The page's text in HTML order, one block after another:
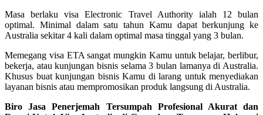
Masa berlaku visa Electronic Travel Authority ialah 12 bulan
optimal. Minimal dalam satu tahun Kamu dapat berkunjung ke
Australia sekitar 4 kali dalam optimal masa tinggal yang 3 bulan.
Memegang visa ETA sangat mungkin Kamu untuk belajar, berlibur,
bekerja, atau kunjungan bisnis selama 3 bulan lamanya di Australia.
Khusus buat kunjungan bisnis Kamu di larang untuk menyediakan
layanan bisnis atau mempromosikan produk langsung di Australia.
Biro Jasa Penerjemah Tersumpah Profesional Akurat dan